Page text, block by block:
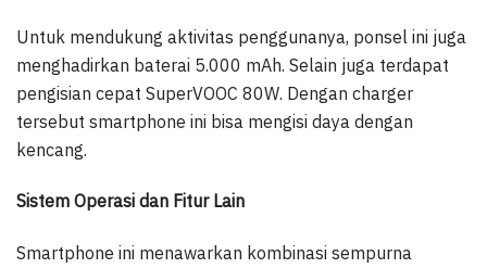
Untuk mendukung aktivitas penggunanya, ponsel ini juga
menghadirkan baterai 5.000 mAh. Selain juga terdapat
pengisian cepat SuperVOOC 80W. Dengan charger
tersebut smartphone ini bisa mengisi daya dengan
kencang.
Sistem Operasi dan Fitur Lain
Smartphone ini menawarkan kombinasi sempurna